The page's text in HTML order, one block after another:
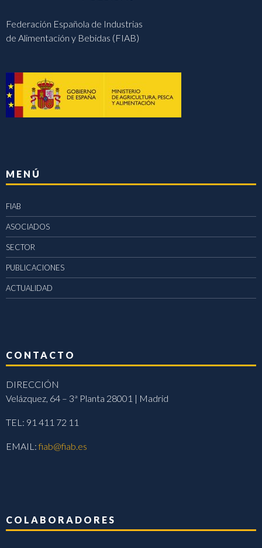
Federación Española de Industrias
de Alimentación y Bebidas (FIAB)
MENÚ
FIAB
ASOCIADOS
SECTOR
PUBLICACIONES
ACTUALIDAD
CONTACTO
DIRECCIÓN
Velázquez, 64 – 3ª Planta 28001 | Madrid
TEL: 91 411 72 11
EMAIL:fiab@fiab.es
COLABORADORES